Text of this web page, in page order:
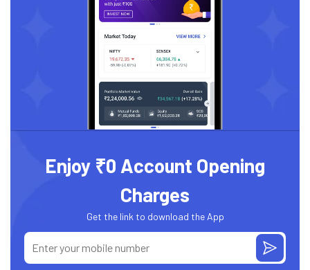
Enjoy ₹0 Account Opening
Charges
Get the link to download the App